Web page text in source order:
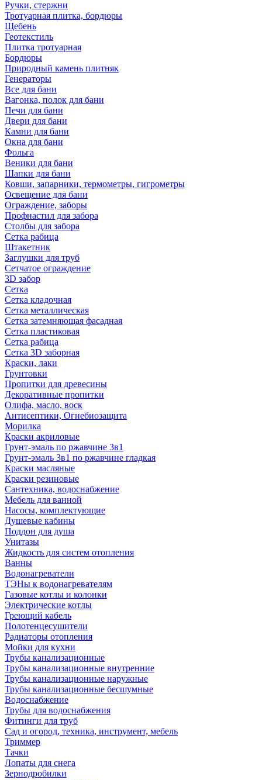
Ручки, стержни
Тротуарная плитка, бордюры
Щебень
Геотекстиль
Плитка тротуарная
Бордюры
Природный камень плитняк
Генераторы
Все для бани
Вагонка, полок для бани
Печи для бани
Двери для бани
Камни для бани
Окна для бани
Фольга
Веники для бани
Шапки для бани
Ковши, запарники, термометры, гигрометры
Освещение для бани
Ограждение, заборы
Профнастил для забора
Столбы для забора
Сетка рабица
Штакетник
Заглушки для труб
Сетчатое ограждение
3D забор
Сетка
Сетка кладочная
Сетка металлическая
Сетка затемняющая фасадная
Сетка пластиковая
Сетка рабица
Сетка 3D заборная
Краски, лаки
Грунтовки
Пропитки для древесины
Декоративные пропитки
Олифа, масло, воск
Антисептики, Огнебиозащита
Морилка
Краски акриловые
Грунт-эмаль по ржавчине 3в1
Грунт-эмаль 3в1 по ржавчине гладкая
Краски масляные
Краски резиновые
Сантехника, водоснабжение
Мебель для ванной
Насосы, комплектующие
Душевые кабины
Поддон для душа
Унитазы
Жидкость для систем отопления
Ванны
Водонагреватели
ТЭНы к водонагревателям
Газовые котлы и колонки
Электрические котлы
Греющий кабель
Полотенцесушители
Радиаторы отопления
Мойки для кухни
Трубы канализационные
Трубы канализационные внутренние
Трубы канализационные наружные
Трубы канализационные бесшумные
Водоснабжение
Трубы для водоснабжения
Фитинги для труб
Сад и огород, техника, инструмент, мебель
Триммер
Тачки
Лопаты для снега
Зернодробилки